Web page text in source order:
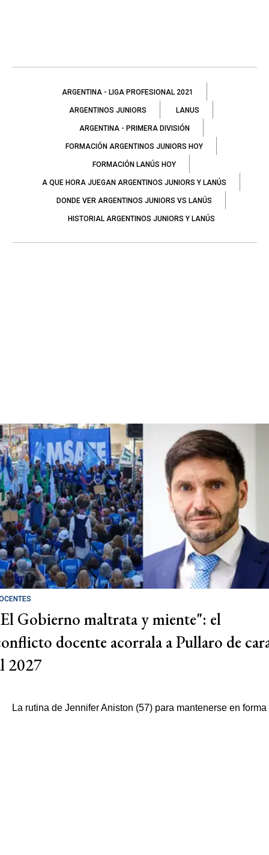
ARGENTINA - LIGA PROFESIONAL 2021
ARGENTINOS JUNIORS LANUS
ARGENTINA - PRIMERA DIVISIÓN
FORMACIÓN ARGENTINOS JUNIORS HOY
FORMACIÓN LANÚS HOY
A QUE HORA JUEGAN ARGENTINOS JUNIORS Y LANÚS
DONDE VER ARGENTINOS JUNIORS VS LANÚS
HISTORIAL ARGENTINOS JUNIORS Y LANÚS
Gobierno maltrata y miente": el
docente acorrala a Pullaro de
2027